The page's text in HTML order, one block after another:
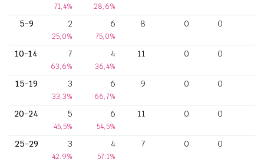
71,4% 28,6%
5-9 2
25,0%
6
75,0%
8 0 0
10-14 7
63,6%
4
36,4%
11 0 0
15-19 3
33,3%
6
66,7%
9 0 0
20-24 5
45,5%
6
54,5%
11 0 0
25-29 3
42,9%
4
57,1%
7 0 0